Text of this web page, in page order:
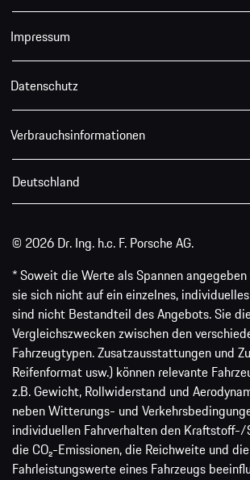
Impressum
Datenschutz
Verbrauchsinformationen
Deutschland
© 2026 Dr. Ing. h.c. F. Porsche AG.
* Soweit die Werte als Spannen
sie sich nicht auf ein einzelnes,
sind nicht Bestandteil des Angebots. Sie
Vergleichszwecken zwischen den
Fahrzeugtypen. Zusatzausstattungen und
Reifenformat usw.) können relevante
z.B. Gewicht, Rollwiderstand und
neben Witterungs- und
individuellen Fahrverhalten den Kraftstoff-/
die CO₂-Emissionen, die Reichweite und die
Fahrleistungswerte eines Fahrzeugs